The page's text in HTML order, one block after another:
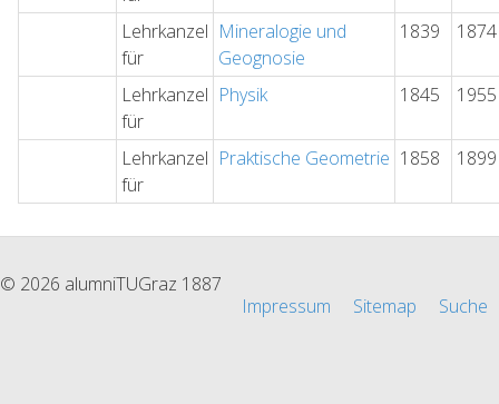
Lehrkanzel
für
Mineralogie und
Geognosie
1839 1874
Lehrkanzel
für
Physik 1845 1955
Lehrkanzel
für
Praktische Geometrie 1858 1899
© 2026 alumniTUGraz 1887
Impressum
Sitemap Suche